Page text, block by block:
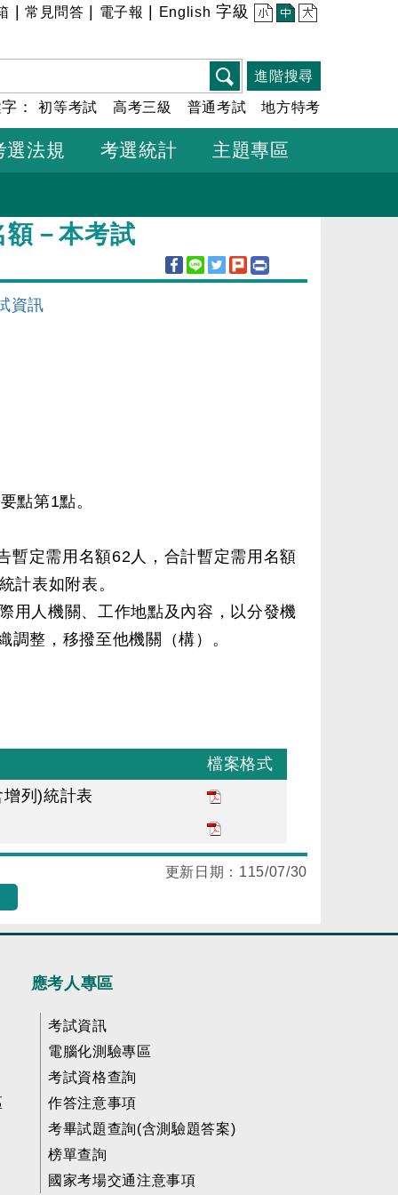
常見問答 電子報 English 字級 小 中 大
進階搜尋
字：初等考試 高考三級 普通考試 地方特考
選法規 考選統計 主題專區
－本考試
資訊
點第1點。
暫定需用名額62人，合計暫定需用名額
計表如附表。
用人機關、工作地點及內容，以分發機
整，移撥至他機關（構）。
檔案格式
列)統計表
更新日期： 115/07/30
應考人專區
考試資訊
電腦化測驗專區
考試資格查詢
作答注意事項
考畢試題查詢(含測驗題答案)
榜單查詢
國家考場交通注意事項